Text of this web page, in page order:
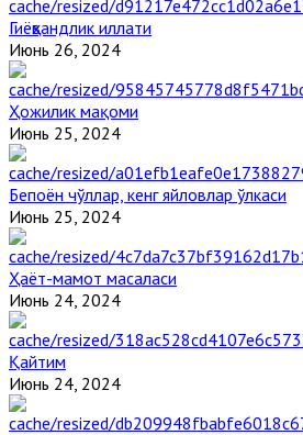
Гиёҳвандлик иллати
Июнь 26, 2024
Ҳожилик мақоми
Июнь 25, 2024
Бепоён чўллар, кенг яйловлар ўлкаси
Июнь 25, 2024
Ҳаёт-мамот масаласи
Июнь 24, 2024
Қайтим
Июнь 24, 2024